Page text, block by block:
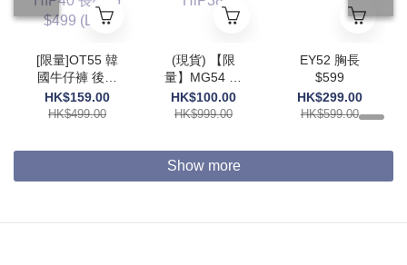
[限量]OT55 韓
國牛仔褲 後橡
筋腰 腰25-31
HIP40 長40.5
HK$159.00
HK$499.00
(現貨) 【限
量】MG54 橡
根褲 腰26-30
長15 HiP38
HK$100.00
HK$999.00
EY52 胸長
$599
HK$299.00
HK$599.00
Show more